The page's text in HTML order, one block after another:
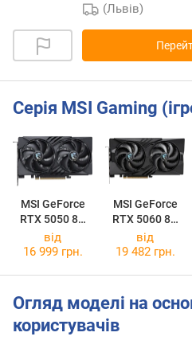
(Львів)
Серія MSI Gaming
MSI GeForce
RTX 5050 8G
GAMING OC
MSI GeForce
RTX 5060 8G
GAMING OC
від
16 999 грн.
від
19 482 грн.
Огляд моделі на
користувачів